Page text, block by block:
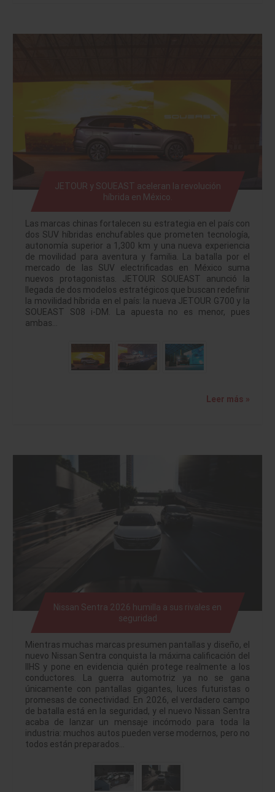
JETOUR y SOUEAST aceleran la revolución
híbrida en México.
Las marcas chinas fortalecen su estrategia en el país con
dos SUV híbridas enchufables que prometen tecnología,
autonomía superior a 1,300 km y una nueva experiencia
de movilidad para aventura y familia. La batalla por el
mercado de las SUV electrificadas en México suma
nuevos protagonistas. JETOUR SOUEAST anunció la
llegada de dos modelos estratégicos que buscan redefinir
la movilidad híbrida en el país: la nueva JETOUR G700 y la
SOUEAST S08 i-DM. La apuesta no es menor, pues
ambas…
Leer más »
Nissan Sentra 2026 humilla a sus rivales en
seguridad
Mientras muchas marcas presumen pantallas y diseño, el
nuevo Nissan Sentra conquista la máxima calificación del
IIHS y pone en evidencia quién protege realmente a los
conductores. La guerra automotriz ya no se gana
únicamente con pantallas gigantes, luces futuristas o
promesas de conectividad. En 2026, el verdadero campo
de batalla está en la seguridad, y el nuevo Nissan Sentra
acaba de lanzar un mensaje incómodo para toda la
industria: muchos autos pueden verse modernos, pero no
todos están preparados…